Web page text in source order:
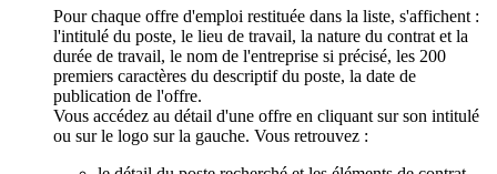
Pour chaque offre d'emploi restituée dans la liste, s'affichent :
l'intitulé du poste, le lieu de travail, la nature du contrat et la
durée de travail, le nom de l'entreprise si précisé, les 200
premiers caractères du descriptif du poste, la date de
publication de l'offre.
Vous accédez au détail d'une offre en cliquant sur son intitulé
ou sur le logo sur la gauche. Vous retrouvez :